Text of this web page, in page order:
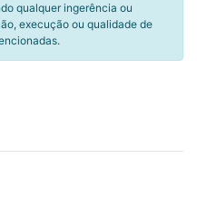
qualquer ingerência ou
execução ou qualidade de